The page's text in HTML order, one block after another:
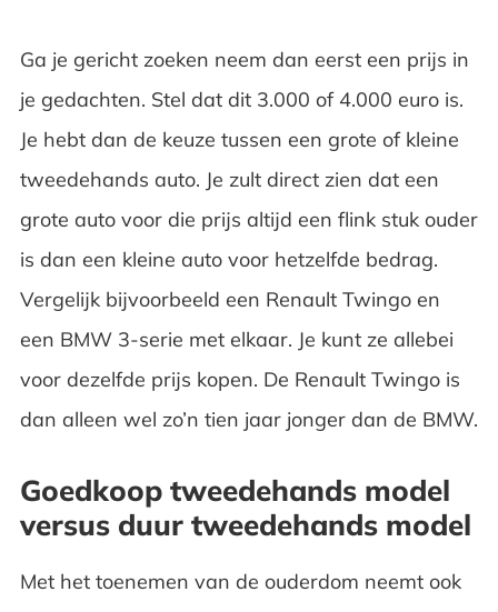
Ga je gericht zoeken neem dan eerst een prijs in
je gedachten. Stel dat dit 3.000 of 4.000 euro is.
Je hebt dan de keuze tussen een grote of kleine
tweedehands auto. Je zult direct zien dat een
grote auto voor die prijs altijd een flink stuk ouder
is dan een kleine auto voor hetzelfde bedrag.
Vergelijk bijvoorbeeld een Renault Twingo en
een BMW 3-serie met elkaar. Je kunt ze allebei
voor dezelfde prijs kopen. De Renault Twingo is
dan alleen wel zo’n tien jaar jonger dan de BMW.
Goedkoop tweedehands model
versus duur tweedehands model
Met het toenemen van de ouderdom neemt ook